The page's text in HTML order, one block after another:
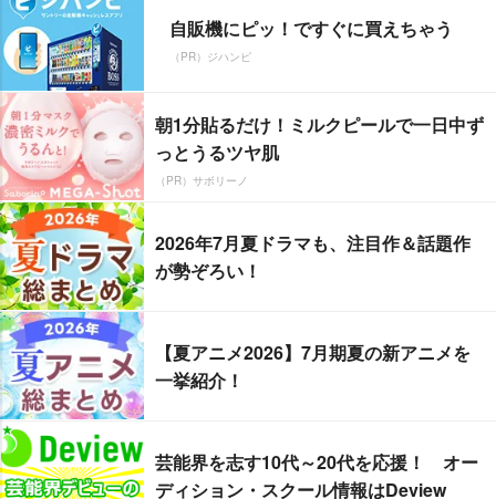
自販機にピッ！ですぐに買えちゃう
（PR）ジハンピ
朝1分貼るだけ！ミルクピールで一日中ず
っとうるツヤ肌
（PR）サボリーノ
2026年7月夏ドラマも、注目作＆話題作
が勢ぞろい！
【夏アニメ2026】7月期夏の新アニメを
一挙紹介！
芸能界を志す10代～20代を応援！ オー
ディション・スクール情報はDeview